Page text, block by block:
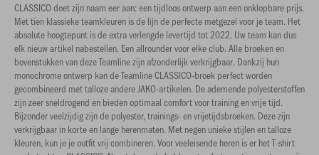
CLASSICO doet zijn naam eer aan: een tijdloos ontwerp aan een onklopbare prijs.
Met tien klassieke teamkleuren is de lijn de perfecte metgezel voor je team. Het
absolute hoogtepunt is de extra verlengde levertijd tot 2022. Uw team kan dus
elk nieuw artikel nabestellen. Een allrounder voor elke club. Alle broeken en
bovenstukken van deze Teamline zijn afzonderlijk verkrijgbaar. Dankzij hun
monochrome ontwerp kan de Teamline CLASSICO-broek perfect worden
gecombineerd met talloze andere JAKO-artikelen. De ademende polyesterstoffen
zijn zeer sneldrogend en bieden optimaal comfort voor training en vrije tijd.
Bijzonder veelzijdig zijn de polyester, trainings- en vrijetijdsbroeken. Deze zijn
verkrijgbaar in korte en lange herenmaten. Met negen unieke stijlen en talloze
kleuren, kun je je outfit vrij combineren. Voor veeleisende heren is er het T-shirt